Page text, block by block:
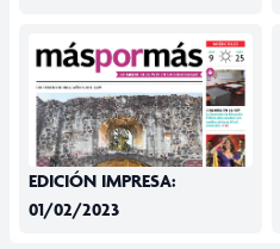
EDICIÓN IMPRESA:
01/02/2023